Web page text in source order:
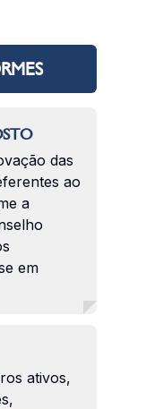
das
ao
a
em
ativos,